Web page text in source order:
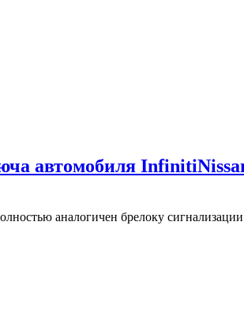
автомобиля
аналогичен брелоку